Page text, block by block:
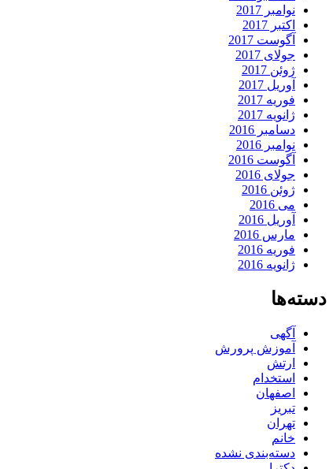
نوامبر 2017
اکتبر 2017
آگوست 2017
جولای 2017
ژوئن 2017
آوریل 2017
فوریه 2017
ژانویه 2017
دسامبر 2016
نوامبر 2016
آگوست 2016
جولای 2016
ژوئن 2016
می 2016
آوریل 2016
مارس 2016
فوریه 2016
ژانویه 2016
دسته‌ها
آگهی
آموزش پرورش
ارتش
استخدام
اصفهان
تبریز
تهران
خانم
دسته‌بندی نشده